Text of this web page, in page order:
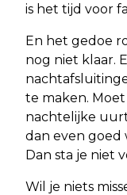
is het tijd voor
En het gedoe
nog niet klaar.
te maken.
nachtelijke
dan even goed
Dan sta je niet
Wil je niets